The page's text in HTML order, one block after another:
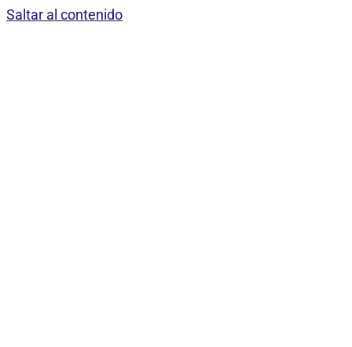
Saltar al contenido